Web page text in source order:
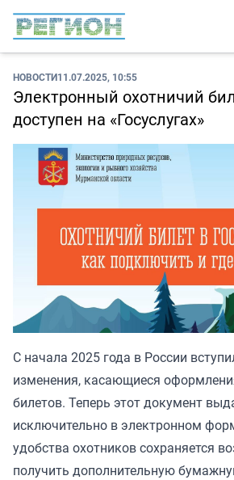
НОВОСТИ11.07.2025, 10:55
Электронный охотничий
доступен на «Госуслугах»
С начала 2025 года в России
изменения, касающиеся
билетов. Теперь этот документ
исключительно в электронном
удобства охотников сохраняется
получить дополнительную